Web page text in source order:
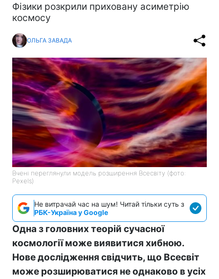
Фізики розкрили приховану асиметрію
космосу
ОЛЬГА ЗАВАДА
Вчені переглянули модель розширення Всесвіту (фото:
Pexels)
Не витрачай час на шум! Читай тільки суть з
РБК-Україна у Google
Одна з головних теорій сучасної
космології може виявитися хибною.
Нове дослідження свідчить, що Всесвіт
може розширюватися не однаково в усіх